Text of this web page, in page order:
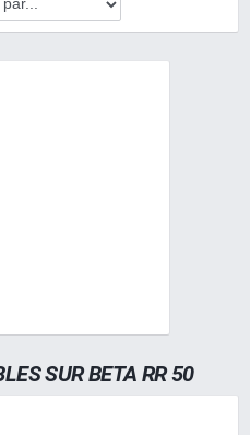
SUR BETA RR 50